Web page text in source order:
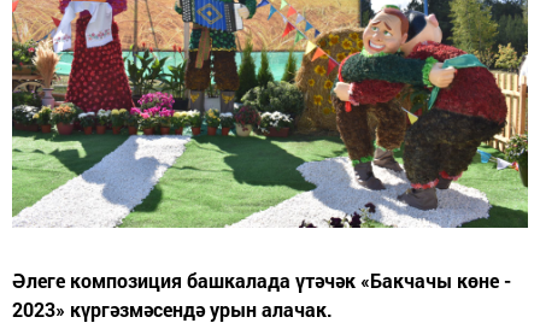
Әлеге композиция башкалада үтәчәк «Бакчачы көне -
2023» күргәзмәсендә урын алачак.